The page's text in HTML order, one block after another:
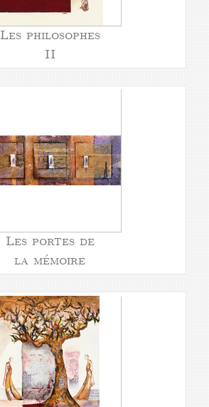
Les philosophes
II
Les portes de
la mémoire